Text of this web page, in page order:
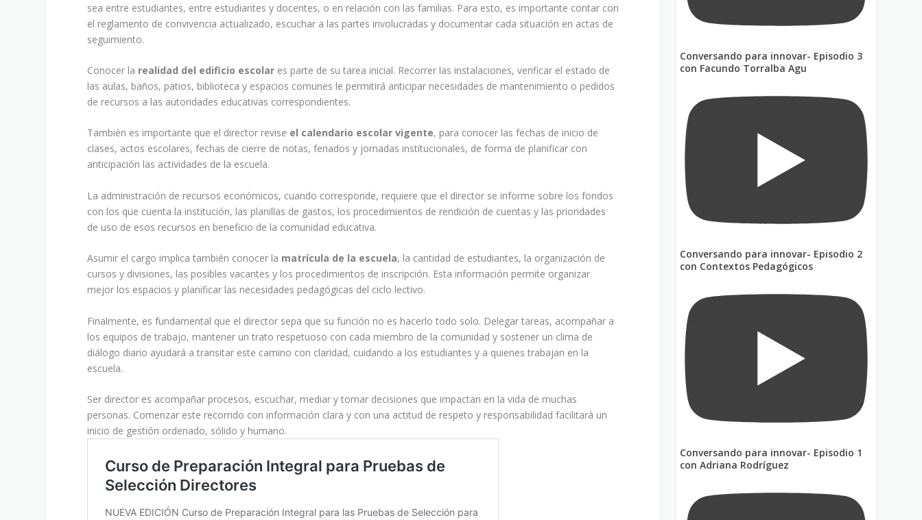
sea entre estudiantes, entre estudiantes y docentes, o en relación con las familias. Para esto, es importante contar con
el reglamento de convivencia actualizado, escuchar a las partes involucradas y documentar cada situación en actas de
seguimiento.
Conocer la realidad del edificio escolar es parte de su tarea inicial. Recorrer las instalaciones, verificar el estado de
las aulas, baños, patios, biblioteca y espacios comunes le permitirá anticipar necesidades de mantenimiento o pedidos
de recursos a las autoridades educativas correspondientes.
También es importante que el director revise el calendario escolar vigente, para conocer las fechas de inicio de
clases, actos escolares, fechas de cierre de notas, feriados y jornadas institucionales, de forma de planificar con
anticipación las actividades de la escuela.
La administración de recursos económicos, cuando corresponde, requiere que el director se informe sobre los fondos
con los que cuenta la institución, las planillas de gastos, los procedimientos de rendición de cuentas y las prioridades
de uso de esos recursos en beneficio de la comunidad educativa.
Asumir el cargo implica también conocer la matrícula de la escuela, la cantidad de estudiantes, la organización de
cursos y divisiones, las posibles vacantes y los procedimientos de inscripción. Esta información permite organizar
mejor los espacios y planificar las necesidades pedagógicas del ciclo lectivo.
Finalmente, es fundamental que el director sepa que su función no es hacerlo todo solo. Delegar tareas, acompañar a
los equipos de trabajo, mantener un trato respetuoso con cada miembro de la comunidad y sostener un clima de
diálogo diario ayudará a transitar este camino con claridad, cuidando a los estudiantes y a quienes trabajan en la
escuela.
Ser director es acompañar procesos, escuchar, mediar y tomar decisiones que impactan en la vida de muchas
personas. Comenzar este recorrido con información clara y con una actitud de respeto y responsabilidad facilitará un
inicio de gestión ordenado, sólido y humano.
Conversando para innovar- Episodio 3
con Facundo Torralba Agu
Conversando para innovar- Episodio 2
con Contextos Pedagógicos
Conversando para innovar- Episodio 1
con Adriana Rodríguez